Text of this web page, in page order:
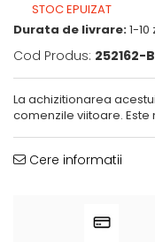
STOC EPUIZAT
Durata de livrare:1-10
Cod Produs: 252162-
La achizitionarea
comenzile viitoare.
Cere informatii